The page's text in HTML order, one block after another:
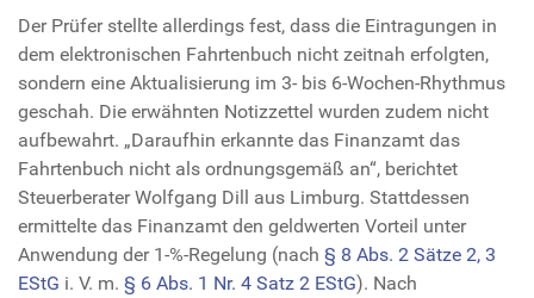
Der Prüfer stellte allerdings fest, dass die Eintragungen in
dem elektronischen Fahrtenbuch nicht zeitnah erfolgten,
sondern eine Aktualisierung im 3- bis 6-Wochen-Rhythmus
geschah. Die erwähnten Notizzettel wurden zudem nicht
aufbewahrt. „Daraufhin erkannte das Finanzamt das
Fahrtenbuch nicht als ordnungsgemäß an“, berichtet
Steuerberater Wolfgang Dill aus Limburg. Stattdessen
ermittelte das Finanzamt den geldwerten Vorteil unter
Anwendung der 1-%-Regelung (nach § 8 Abs. 2 Sätze 2, 3
EStG i. V. m. § 6 Abs. 1 Nr. 4 Satz 2 EStG). Nach